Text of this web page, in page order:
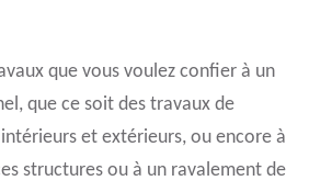
que vous voulez confier à un
que ce soit des travaux de
et extérieurs, ou encore à
structures ou à un ravalement de